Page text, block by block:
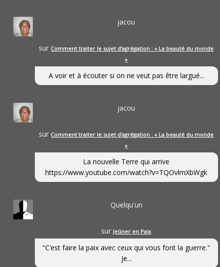
jacou
sur Comment traiter le sujet d’agrégation : « La beauté du monde
»
A voir et à écouter si on ne veut pas être largué...
jacou
sur Comment traiter le sujet d’agrégation : « La beauté du monde
»
La nouvelle Terre qui arrive
https://www.youtube.com/watch?v=TQOvlmXbWgk
Quelqu'un
sur Jeûner en Paix
"C’est faire la paix avec ceux qui vous font la guerre."
Je...